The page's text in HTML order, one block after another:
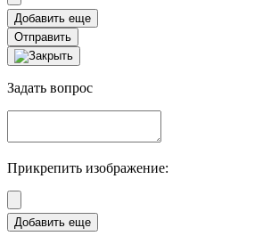
Отправить
Задать вопрос
Прикрепить изображение: